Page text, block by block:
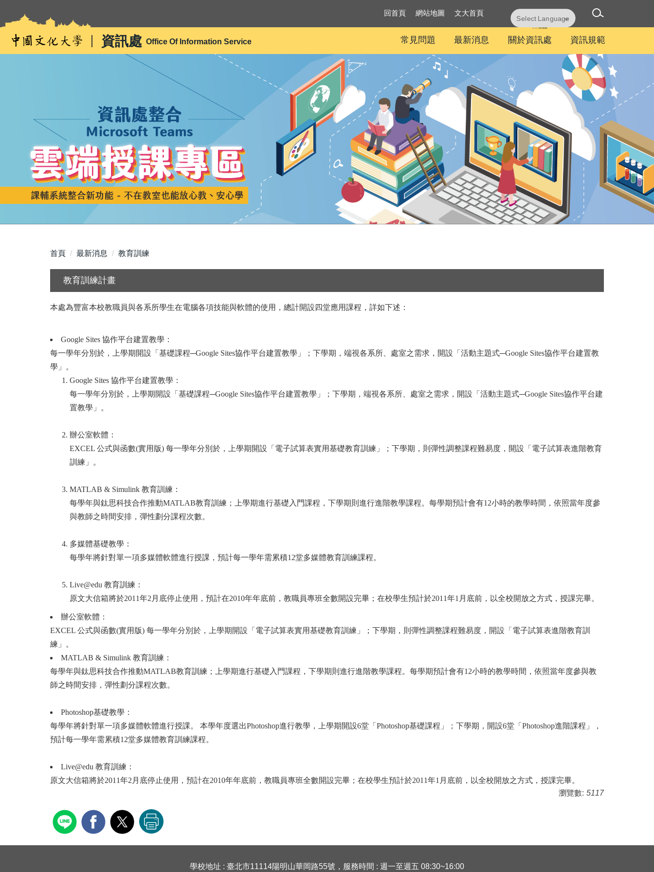
內
資訊處 Office Of Information Service
Translate
回首頁 網站地圖 文大首頁
常見問題 最新消息 關於資訊處 資訊規範
首頁 最新消息 教育訓練
教育訓練計畫
本處為豐富本校教職員與各系所學生在電腦各項技能與軟體的使用，總計開設四堂應用課程，詳如下述：
Google Sites 協作平台建置教學：
每一學年分別於，上學期開設「基礎課程─Google Sites協作平台建置教學」；下學期，端視各系所、處室之需求，開設「活動主題式─Google Sites協作平台建置教
學」。
Google Sites 協作平台建置教學：
每一學年分別於，上學期開設「基礎課程─Google Sites協作平台建置教學」；下學期，端視各系所、處室之需求，開設「活動主題式─Google Sites協作平台建
置教學」。
辦公室軟體：
EXCEL 公式與函數(實用版) 每一學年分別於，上學期開設「電子試算表實用基礎教育訓練」；下學期，則彈性調整課程難易度，開設「電子試算表進階教育
訓練」。
MATLAB & Simulink 教育訓練：
每學年與鈦思科技合作推動MATLAB教育訓練；上學期進行基礎入門課程，下學期則進行進階教學課程。每學期預計會有12小時的教學時間，依照當年度參
與教師之時間安排，彈性劃分課程次數。
多媒體基礎教學：
每學年將針對單一項多媒體軟體進行授課，預計每一學年需累積12堂多媒體教育訓練課程。
Live@edu 教育訓練：
原文大信箱將於2011年2月底停止使用，預計在2010年年底前，教職員專班全數開設完畢；在校學生預計於2011年1月底前，以全校開放之方式，授課完畢。
辦公室軟體：
EXCEL 公式與函數(實用版) 每一學年分別於，上學期開設「電子試算表實用基礎教育訓練」；下學期，則彈性調整課程難易度，開設「電子試算表進階教育訓
練」。
MATLAB & Simulink 教育訓練：
每學年與鈦思科技合作推動MATLAB教育訓練；上學期進行基礎入門課程，下學期則進行進階教學課程。每學期預計會有12小時的教學時間，依照當年度參與教
師之時間安排，彈性劃分課程次數。
Photoshop基礎教學：
每學年將針對單一項多媒體軟體進行授課。 本學年度選出Photoshop進行教學，上學期開設6堂「Photoshop基礎課程」；下學期，開設6堂「Photoshop進階課程」，
預計每一學年需累積12堂多媒體教育訓練課程。
Live@edu 教育訓練：
原文大信箱將於2011年2月底停止使用，預計在2010年年底前，教職員專班全數開設完畢；在校學生預計於2011年1月底前，以全校開放之方式，授課完畢。
瀏覽數: 5117
學校地址 : 臺北市11114陽明山華岡路55號，服務時間 : 週一至週五 08:30~16:00